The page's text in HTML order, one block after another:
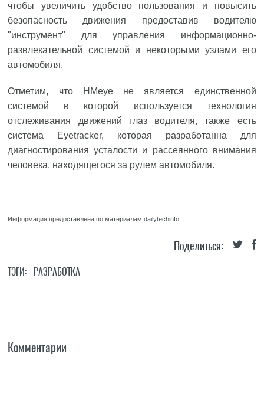
чтобы увеличить удобство пользования и повысить
безопасность движения предоставив водителю
"инструмент" для управления информационно-
развлекательной системой и некоторыми узлами его
автомобиля.
Отметим, что HMeye не является единственной
системой в которой используется технология
отслеживания движений глаз водителя, также есть
система Eyetracker, которая разработанна для
диагностирования усталости и рассеянного внимания
человека, находящегося за рулем автомобиля.
Информация предоставлена по материаламdailytechinfo
Поделиться:
ТЭГИ: РАЗРАБОТКА
Комментарии